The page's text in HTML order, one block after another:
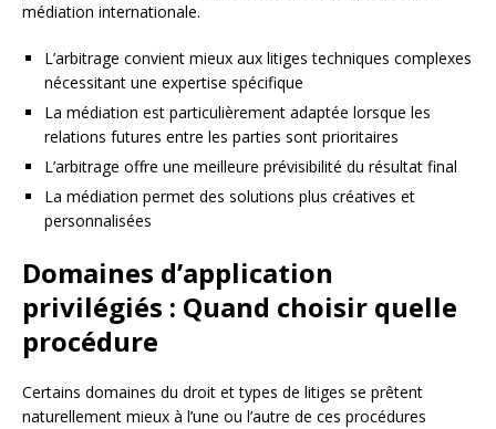
médiation internationale.
L’arbitrage convient mieux aux litiges techniques complexes
nécessitant une expertise spécifique
La médiation est particulièrement adaptée lorsque les
relations futures entre les parties sont prioritaires
L’arbitrage offre une meilleure prévisibilité du résultat final
La médiation permet des solutions plus créatives et
personnalisées
Domaines d’application
privilégiés : Quand choisir quelle
procédure
Certains domaines du droit et types de litiges se prêtent
naturellement mieux à l’une ou l’autre de ces procédures